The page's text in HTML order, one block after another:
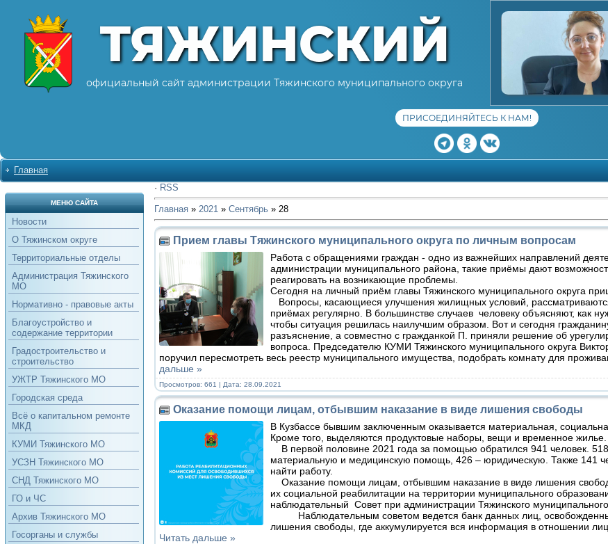
ТЯЖИНСКИЙ
официальный сайт администрации Тяжинского муниципального округа
ПРИСОЕДИНЯЙТЕСЬ К НАМ!
Главная
МЕНЮ САЙТА
Новости
О Тяжинском округе
Территориальные отделы
Администрация Тяжинского
МО
Нормативно - правовые акты
Благоустройство и
содержание территории
Градостроительство и
строительство
УЖТР Тяжинского МО
Городская среда
Всё о капитальном ремонте
МКД
КУМИ Тяжинского МО
УСЗН Тяжинского МО
СНД Тяжинского МО
ГО и ЧС
Архив Тяжинского МО
Госорганы и службы
· RSS
Главная» 2021 » Сентябрь » 28
Прием главы Тяжинского муниципального округа по личным вопросам
Работа с обращениями граждан - одно из важнейших направлений
администрации муниципального района, такие приёмы дают
реагировать на возникающие проблемы.
Сегодня на личный приём главы Тяжинского муниципального округа
Вопросы, касающиеся улучшения жилищных условий,
приёмах регулярно. В большинстве случаев человеку объясняют, как
чтобы ситуация решилась наилучшим образом. Вот и сегодня
разъяснение, а совместно с гражданкой П. приняли решение об
вопроса. Председателю КУМИ Тяжинского муниципального округа
поручил пересмотреть весь реестр муниципального имущества, подобрать комнату для
дальше »
Просмотров: 661 | Дата: 28.09.2021
Оказание помощи лицам, отбывшим наказание в виде лишения свободы
В Кузбассе бывшим заключенным оказывается материальная,
Кроме того, выделяются продуктовые наборы, вещи и временное жилье.
В первой половине 2021 года за помощью обратился 941 человек.
материальную и медицинскую помощь, 426 – юридическую. Также 141
найти работу.
Оказание помощи лицам, отбывшим наказание в виде лишения
их социальной реабилитации на территории муниципального
наблюдательный Совет при администрации Тяжинского муниципального
Наблюдательным советом ведется банк данных лиц,
лишения свободы, где аккумулируется вся информация в отношении
Читать дальше »